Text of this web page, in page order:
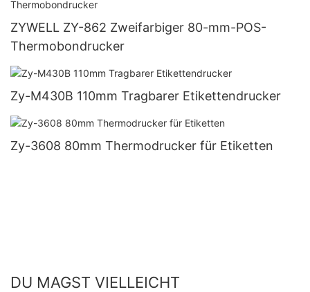
ZYWELL ZY-862 Zweifarbiger 80-mm-POS-
Thermobondrucker
Zy-M430B 110mm Tragbarer Etikettendrucker
Zy-3608 80mm Thermodrucker für Etiketten
DU MAGST VIELLEICHT